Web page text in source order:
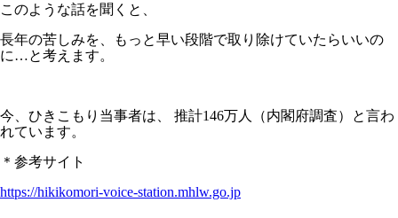
このような話を聞くと、
長年の苦しみを、もっと早い段階で取り除けていたらいいの
に…と考えます。
今、ひきこもり当事者は、 推計146万人（内閣府調査）と言わ
れています。
＊参考サイト
https://hikikomori-voice-station.mhlw.go.jp